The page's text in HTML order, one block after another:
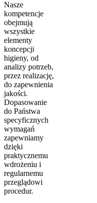
Nasze
kompetencje
obejmują
wszystkie
elementy
koncepcji
higieny, od
analizy potrzeb,
przez realizację,
do zapewnienia
jakości.
Dopasowanie
do Państwa
specyficznych
wymagań
zapewniamy
dzięki
praktycznemu
wdrożeniu i
regularnemu
przeglądowi
procedur.